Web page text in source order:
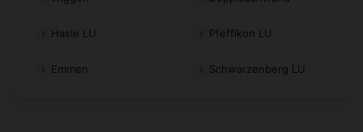
Hasle LU Pfeffikon LU
Emmen Schwarzenberg LU